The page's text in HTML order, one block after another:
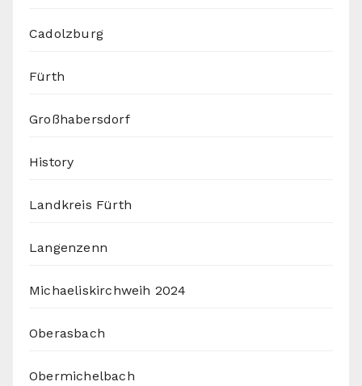
Cadolzburg
Fürth
Großhabersdorf
History
Landkreis Fürth
Langenzenn
Michaeliskirchweih 2024
Oberasbach
Obermichelbach